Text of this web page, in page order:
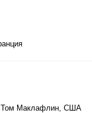
Том Маклафлин, США